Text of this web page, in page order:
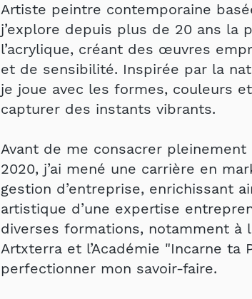
Artiste peintre contemporaine
j’explore depuis plus de 20 ans la
l’acrylique, créant des œuvres
et de sensibilité. Inspirée par la
je joue avec les formes, couleurs
capturer des instants vibrants.
Avant de me consacrer
2020, j’ai mené une carrière en
gestion d’entreprise, enrichissant
artistique d’une expertise
diverses formations, notamment à
Artxterra et l’Académie "Incarne ta
perfectionner mon savoir-faire.